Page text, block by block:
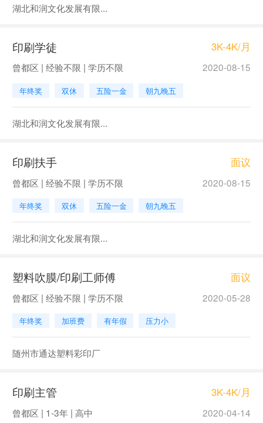
湖北和润文化发展有限...
印刷学徒 3K-4K/月
曾都区 | 经验不限 | 学历不限 2020-08-15
年终奖 双休 五险一金 朝九晚五
湖北和润文化发展有限...
印刷扶手 面议
曾都区 | 经验不限 | 学历不限 2020-08-15
年终奖 双休 五险一金 朝九晚五
湖北和润文化发展有限...
塑料吹膜/印刷工师傅 面议
曾都区 | 经验不限 | 学历不限 2020-05-28
年终奖 加班费 有年假 压力小
随州市通达塑料彩印厂
印刷主管 3K-4K/月
曾都区 | 1-3年 | 高中 2020-04-14